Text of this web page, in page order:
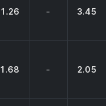
1.26 - 3.45
1.68 - 2.05